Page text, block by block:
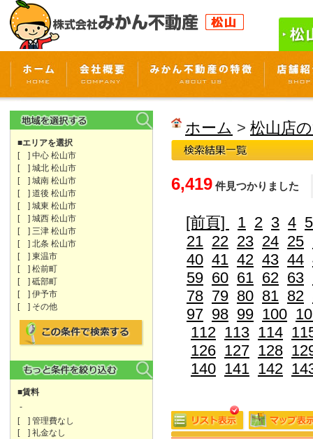
■エリアを選択
[ ] 中心 松山市
[ ] 城北 松山市
[ ] 城南 松山市
[ ] 道後 松山市
[ ] 城東 松山市
[ ] 城西 松山市
[ ] 三津 松山市
[ ] 北条 松山市
[ ] 東温市
[ ] 松前町
[ ] 砥部町
[ ] 伊予市
[ ] その他
■賃料
-
[ ] 管理費なし
[ ] 礼金なし
ホーム > 松山店
6,419 件見つかりました
[前頁] 1 2 3 4 5
21 22 23 24 25
40 41 42 43 44
59 60 61 62 63
78 79 80 81 82
97 98 99 100
112 113 114
126 127 128
140 141 142